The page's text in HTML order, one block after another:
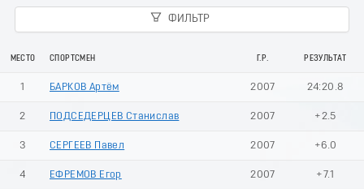
5
8
ФИЛЬТР
МЕСТО СПОРТСМЕН Г.Р. РЕЗУЛЬТАТ
1 БАРКОВ Артём 2007 24:20.8
2 ПОДСЕДЕРЦЕВ Станислав 2007 +2.5
3 СЕРГЕЕВ Павел 2007 +6.0
4 ЕФРЕМОВ Егор 2007 +7.1